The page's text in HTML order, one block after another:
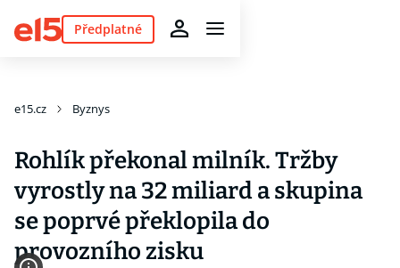
Předplatné
e15.cz Byznys
Rohlík překonal milník. Tržby
vyrostly na 32 miliard a skupina
se poprvé překlopila do
provozního zisku